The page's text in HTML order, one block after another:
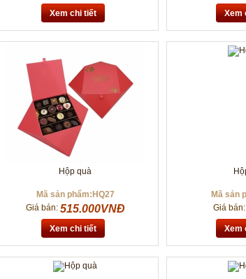
Xem chi tiết Xem
Hộp quà
Mã sản phẩm:HQ27
Giá bán: 515.000VNĐ
Xem chi tiết
Mã sản
Giá bán:
Xem